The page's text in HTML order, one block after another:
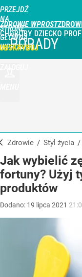
PRZEJDŹ
NA
STRONĘ
GŁÓWNĄ
WPROST.PL
ZDROWIE WPROST
CHOROBY DZIECKO
PORADY
Zdrowie / Styl życia /
Jak wybielić
fortuny? Użyj
produktów
Dodano: 19 lipca 2021